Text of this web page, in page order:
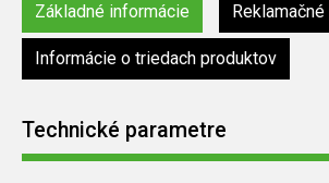
Základné informácie
Informácie o triedach produktov
Technické parametre